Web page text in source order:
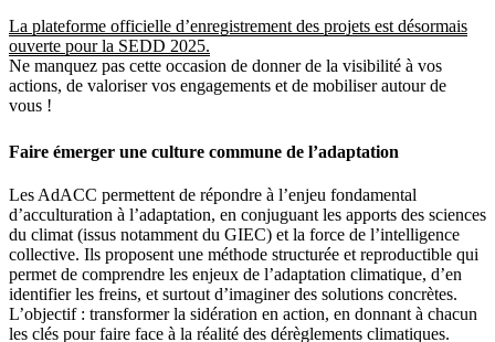
La plateforme officielle d’enregistrement des projets est désormais
ouverte pour la SEDD 2025.
Ne manquez pas cette occasion de donner de la visibilité à vos
actions, de valoriser vos engagements et de mobiliser autour de
vous !
Faire émerger une culture commune de l’adaptation
Les AdACC permettent de répondre à l’enjeu fondamental
d’acculturation à l’adaptation, en conjuguant les apports des sciences
du climat (issus notamment du GIEC) et la force de l’intelligence
collective. Ils proposent une méthode structurée et reproductible qui
permet de comprendre les enjeux de l’adaptation climatique, d’en
identifier les freins, et surtout d’imaginer des solutions concrètes.
L’objectif : transformer la sidération en action, en donnant à chacun
les clés pour faire face à la réalité des dérèglements climatiques.